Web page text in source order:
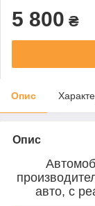
5 800 ₴
Опис
Опис
авто, с